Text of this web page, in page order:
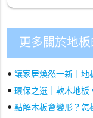
更多關於地
• 讓家居煥然一新｜地
• 環保之選｜軟木地板
• 點解木板會變形？怎